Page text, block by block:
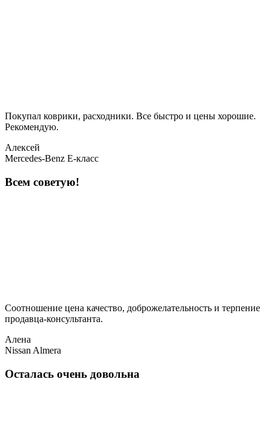
Покупал коврики, расходники. Все быстро и цены хорошие.
Рекомендую.
Алексей
Mercedes-Benz E-класс
Всем советую!
Соотношение цена качество, доброжелательность и терпение
продавца-консультанта.
Алена
Nissan Almera
Осталась очень довольна